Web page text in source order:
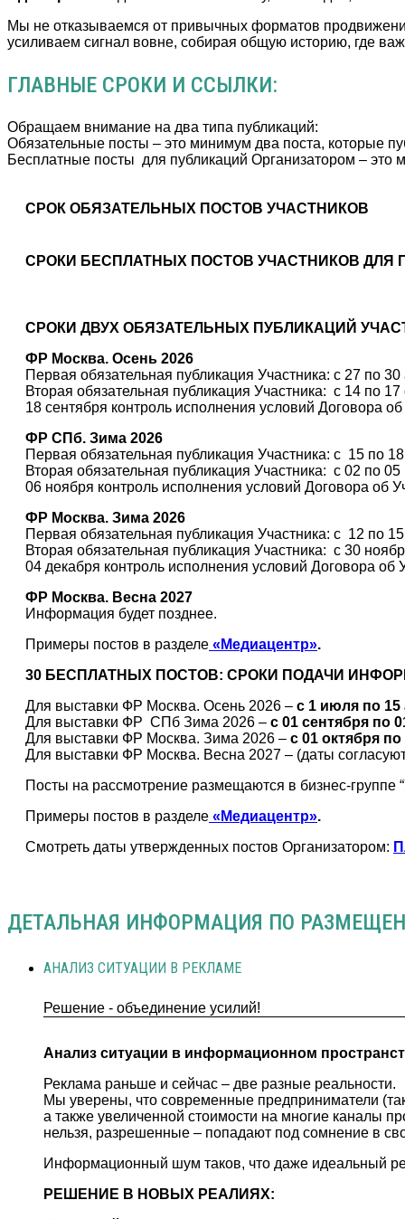
Мы не отказываемся от привычных форматов
усиливаем сигнал вовне, собирая общую историю, где
ГЛАВНЫЕ СРОКИ И ССЫЛКИ:
Обращаем внимание на два типа публикаций:
Обязательные посты – это минимум два поста, которые
Бесплатные посты для публикаций Организатором –
СРОК ОБЯЗАТЕЛЬНЫХ ПОСТОВ УЧАСТНИКОВ
СРОКИ БЕСПЛАТНЫХ ПОСТОВ УЧАСТНИКОВ ДЛЯ
СРОКИ ДВУХ ОБЯЗАТЕЛЬНЫХ ПУБЛИКАЦИЙ
ФР Москва. Осень 2026
Первая обязательная публикация Участника: с 27 по
Вторая обязательная публикация Участника: с 14 по 17
18 сентября контроль исполнения условий Договора
ФР СПб. Зима 2026
Первая обязательная публикация Участника: с 15 по
Вторая обязательная публикация Участника: с 02 по
06 ноября контроль исполнения условий Договора об
ФР Москва. Зима 2026
Первая обязательная публикация Участника: с 12 по
Вторая обязательная публикация Участника: с 30
04 декабря контроль исполнения условий Договора об
ФР Москва. Весна 2027
Информация будет позднее.
Примеры постов в разделе «Медиацентр».
30 БЕСПЛАТНЫХ ПОСТОВ: СРОКИ ПОДАЧИ
Для выставки ФР Москва. Осень 2026 – с 1 июля по 15
Для выставки ФР СПб Зима 2026 – с 01 сентября по
Для выставки ФР Москва. Зима 2026 – с 01 октября
Для выставки ФР Москва. Весна 2027 – (даты
Посты на рассмотрение размещаются в бизнес-группе
Примеры постов в разделе «Медиацентр».
Смотреть даты утвержденных постов Организатором:
ДЕТАЛЬНАЯ ИНФОРМАЦИЯ ПО
АНАЛИЗ СИТУАЦИИ В РЕКЛАМЕ
Решение - объединение усилий!
Анализ ситуации в информационном
Реклама раньше и сейчас – две разные реальности.
Мы уверены, что современные предприниматели
а также увеличенной стоимости на многие каналы
нельзя, разрешенные – попадают под сомнение в
Информационный шум таков, что даже идеальный
РЕШЕНИЕ В НОВЫХ РЕАЛИЯХ: